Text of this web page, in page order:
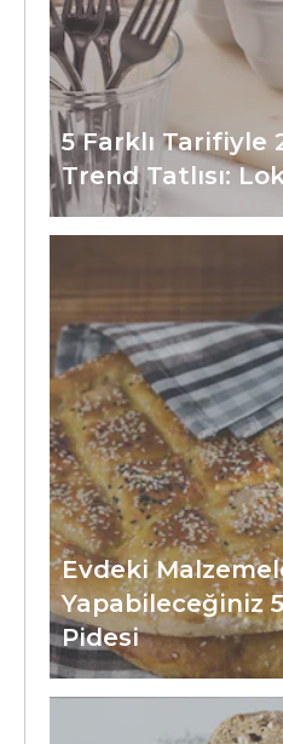
5 Farklı Tarifiyle
Trend Tatlısı:
Evdeki
Yapabileceğiniz
Pidesi